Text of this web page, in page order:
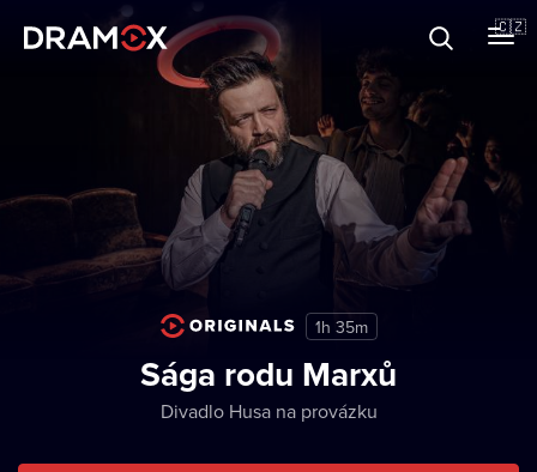
🇨🇿
Dárkové poukazy
Registrujte se
1h 35m
Sága rodu Marxů
Divadlo Husa na provázku